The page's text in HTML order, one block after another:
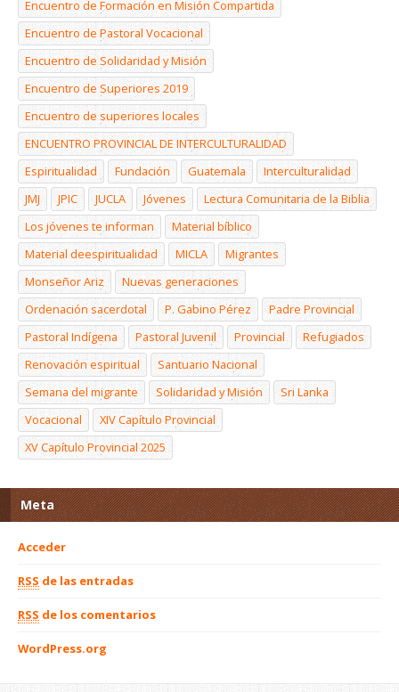
Encuentro de Formación en Misión Compartida
Encuentro de Pastoral Vocacional
Encuentro de Solidaridad y Misión
Encuentro de Superiores 2019
Encuentro de superiores locales
ENCUENTRO PROVINCIAL DE INTERCULTURALIDAD
Espiritualidad
Fundación Guatemala
Interculturalidad
JMJ
JPIC JUCLA Jóvenes
Lectura Comunitaria de la Biblia
Los jóvenes te informan
Material bíblico
Material deespiritualidad
MICLA
Migrantes
Monseñor Ariz
Nuevas generaciones
Ordenación sacerdotal
P. Gabino Pérez
Padre Provincial
Pastoral Indígena
Pastoral Juvenil Provincial
Refugiados
Renovación espiritual
Santuario Nacional
Semana del migrante
Solidaridad y Misión
Sri Lanka
Vocacional
XIV Capítulo Provincial
XV Capítulo Provincial 2025
Meta
Acceder
RSS de las entradas
RSS de los comentarios
WordPress.org